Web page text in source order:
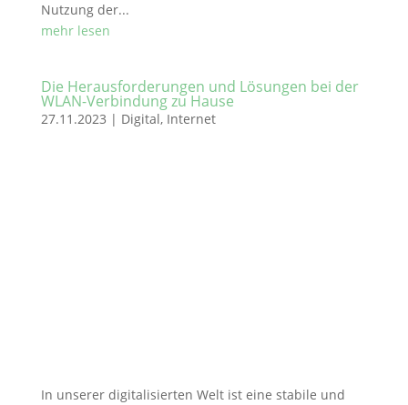
Nutzung der...
mehr lesen
Die Herausforderungen und Lösungen bei der
WLAN-Verbindung zu Hause
27.11.2023 | Digital, Internet
In unserer digitalisierten Welt ist eine stabile und